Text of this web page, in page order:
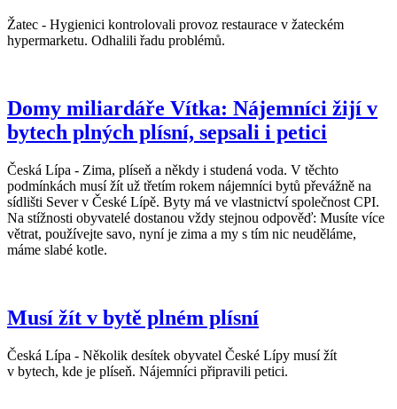
Žatec - Hygienici kontrolovali provoz restaurace v žateckém
hypermarketu. Odhalili řadu problémů.
Domy miliardáře Vítka: Nájemníci žijí v
bytech plných plísní, sepsali i petici
Česká Lípa - Zima, plíseň a někdy i studená voda. V těchto
podmínkách musí žít už třetím rokem nájemníci bytů převážně na
sídlišti Sever v České Lípě. Byty má ve vlastnictví společnost CPI.
Na stížnosti obyvatelé dostanou vždy stejnou odpověď: Musíte více
větrat, používejte savo, nyní je zima a my s tím nic neuděláme,
máme slabé kotle.
Musí žít v bytě plném plísní
Česká Lípa - Několik desítek obyvatel České Lípy musí žít
v bytech, kde je plíseň. Nájemníci připravili petici.